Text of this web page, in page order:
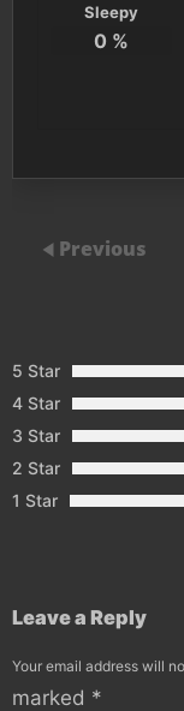
Sleepy
0 %
Previous
5 Star
4 Star
3 Star
2 Star
1 Star
Leave a Reply
Your email address will
marked *